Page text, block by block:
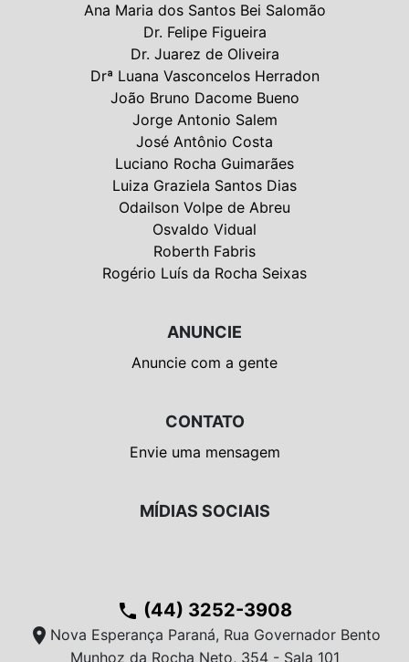
Ana Maria dos Santos Bei Salomão
Dr. Felipe Figueira
Dr. Juarez de Oliveira
Drª Luana Vasconcelos Herradon
João Bruno Dacome Bueno
Jorge Antonio Salem
José Antônio Costa
Luciano Rocha Guimarães
Luiza Graziela Santos Dias
Odailson Volpe de Abreu
Osvaldo Vidual
Roberth Fabris
Rogério Luís da Rocha Seixas
ANUNCIE
Anuncie com a gente
CONTATO
Envie uma mensagem
MÍDIAS SOCIAIS
phone (44) 3252-3908
location_on Nova Esperança Paraná, Rua Governador Bento
Munhoz da Rocha Neto, 354 - Sala 101